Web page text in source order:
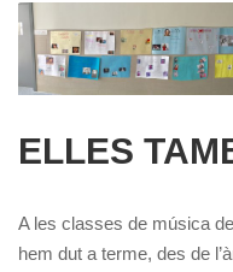
ELLES
A les classes de música
hem dut a terme, des de